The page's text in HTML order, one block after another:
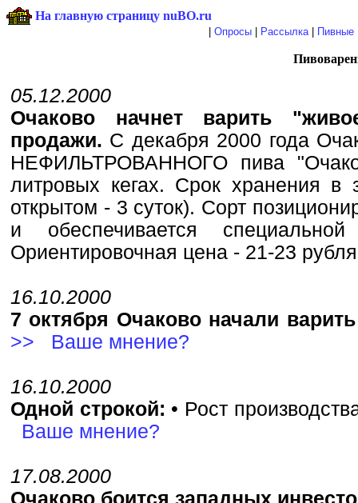
На главную страницу nuBO.ru
Опросы| Рассылка| Пивные
05.12.2000
Очаково начнет варить
продажи. С декабря 2000 года
НЕФИЛЬТРОВАННОГО пива
литровых кегах. Срок хранения в
открытом - 3 суток). Сорт
и обеспечивается
Ориентировочная цена - 21-23
16.10.2000
7 октября Очаково начали
>>
Ваше мнение?
16.10.2000
Одной строкой: • Рост
Ваше мнение?
17.08.2000
Очаково боится западных